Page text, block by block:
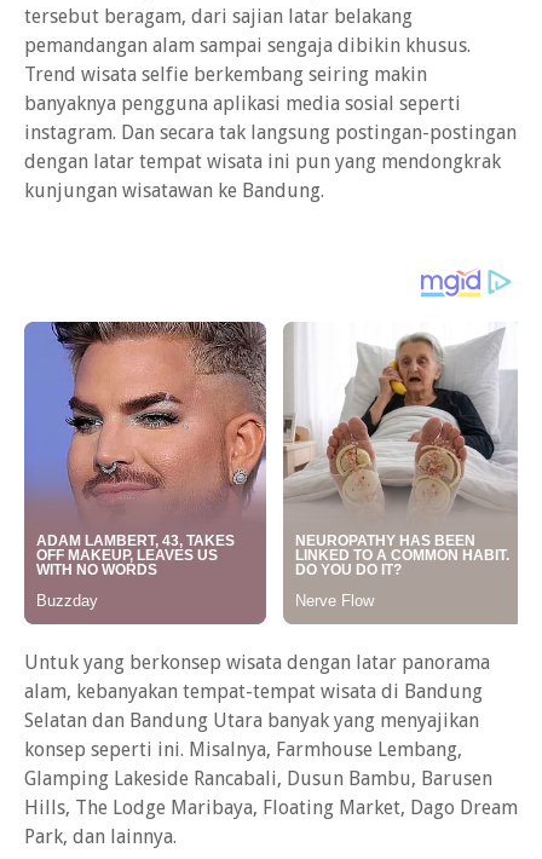
tersebut beragam, dari sajian latar belakang
pemandangan alam sampai sengaja dibikin khusus.
Trend wisata selfie berkembang seiring makin
banyaknya pengguna aplikasi media sosial seperti
instagram. Dan secara tak langsung postingan-postingan
dengan latar tempat wisata ini pun yang mendongkrak
kunjungan wisatawan ke Bandung.
Untuk yang berkonsep wisata dengan latar panorama
alam, kebanyakan tempat-tempat wisata di Bandung
Selatan dan Bandung Utara banyak yang menyajikan
konsep seperti ini. Misalnya, Farmhouse Lembang,
Glamping Lakeside Rancabali, Dusun Bambu, Barusen
Hills, The Lodge Maribaya, Floating Market, Dago Dream
Park, dan lainnya.